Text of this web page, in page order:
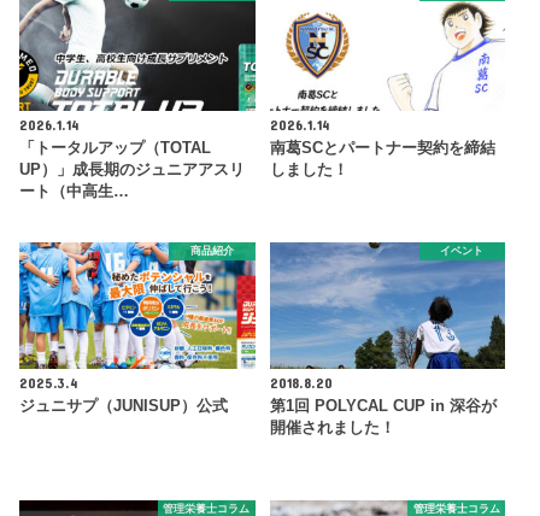
2026.1.14
「トータルアップ（TOTAL
UP）」成長期のジュニアアスリ
ート（中高生…
2026.1.14
南葛SCとパートナー契約を締結
しました！
商品紹介
2025.3.4
ジュニサプ（JUNISUP）公式
イベント
2018.8.20
第1回 POLYCAL CUP in 深谷が
開催されました！
管理栄養士コラム 管理栄養士コラム